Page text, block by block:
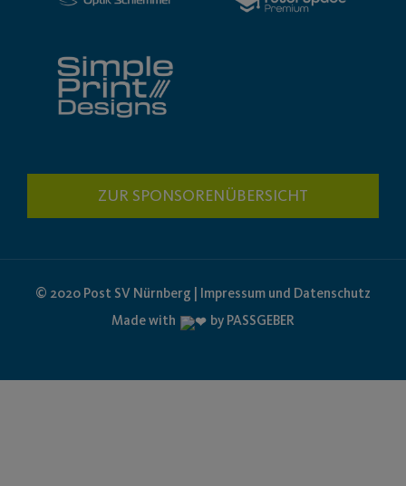
ZUR SPONSORENÜBERSICHT
© 2020 Post SV Nürnberg | Impressum und Datenschutz
Made with
by PASSGEBER